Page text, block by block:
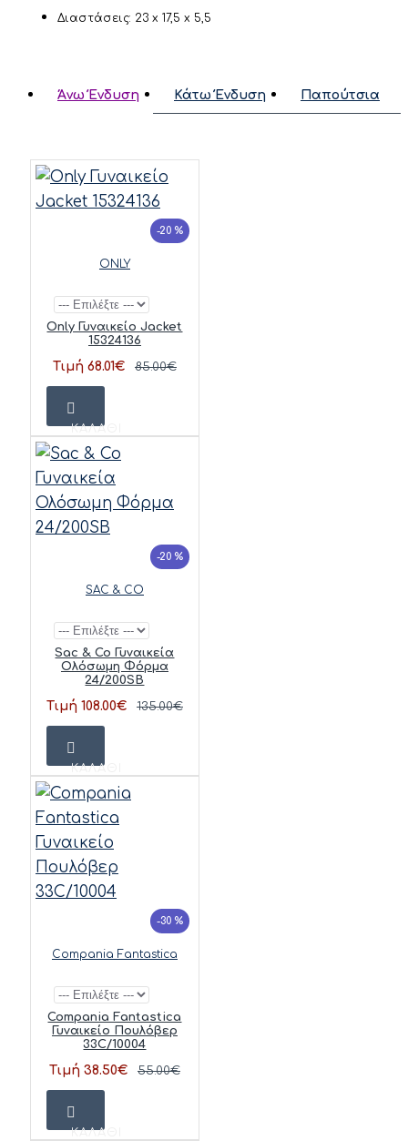
Διαστάσεις: 23 x 17,5 x 5,5
Άνω Ένδυση Κάτω Ένδυση Παπούτσια
-20 %
ONLY
Only Γυναικείο Jacket
15324136
Τιμή 68.01€ 85.00€
ΚΑΛΆΘΙ
-20 %
SAC & CO
Sac & Co Γυναικεία
Ολόσωμη Φόρμα
24/200SB
Τιμή 108.00€ 135.00€
ΚΑΛΆΘΙ
-30 %
Compania Fantastica
Compania Fantastica
Γυναικείο Πουλόβερ
33C/10004
Τιμή 38.50€ 55.00€
ΚΑΛΆΘΙ